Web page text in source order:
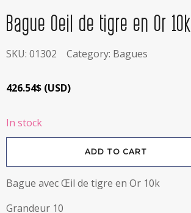
Bague Oeil de tigre en Or 10k
SKU: 01302 Category: Bagues
426.54$ (USD)
In stock
tigre
Or
10k
ADD TO CART
Bague avec Œil de tigre en Or 10k
Grandeur 10